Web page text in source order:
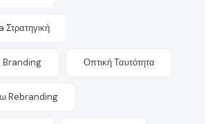
Branding Οπτική Ταυτότητα
Rebranding